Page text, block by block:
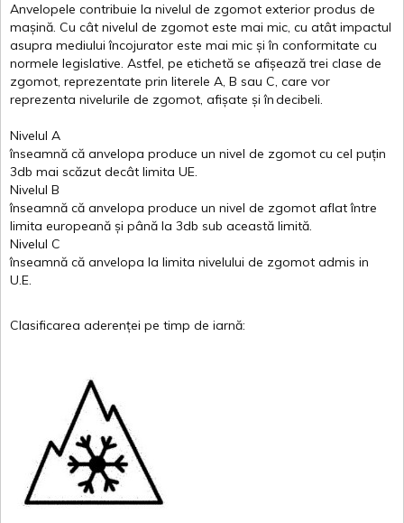
Anvelopele contribuie la nivelul de zgomot exterior produs de
mașină. Cu cât nivelul de zgomot este mai mic, cu atât impactul
asupra mediului încojurator este mai mic și în conformitate cu
normele legislative. Astfel, pe etichetă se afișează trei clase de
zgomot, reprezentate prin literele A, B sau C, care vor
reprezenta nivelurile de zgomot, afișate și îndecibeli.
Nivelul A
înseamnă că anvelopa produce un nivel de zgomot cu cel puțin
3db mai scăzut decât limita UE.
Nivelul B
înseamnă că anvelopa produce un nivel de zgomot aflat între
limita europeană și până la 3db sub această limită.
Nivelul C
înseamnă că anvelopa la limita nivelului de zgomot admis in
U.E.
Clasificarea aderenței pe timp de iarnă: